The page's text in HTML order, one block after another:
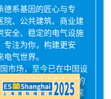
德系基因的匠心与专
院、公共建筑、商业建
安全、稳定的电气设施
专注为你，构建更安
气世界。
市场，至今已在中国设
事处，通过覆盖全国的
，为中国客户提供全球